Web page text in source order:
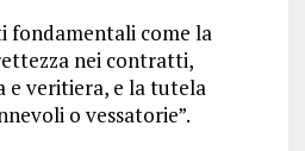
fondamentali come la
nei contratti,
e veritiera, e la tutela
o vessatorie”.